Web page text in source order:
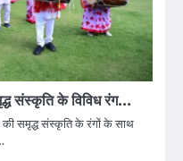
संस्कृति के विविध रंग…
समृद्ध संस्कृति के रंगों के साथ